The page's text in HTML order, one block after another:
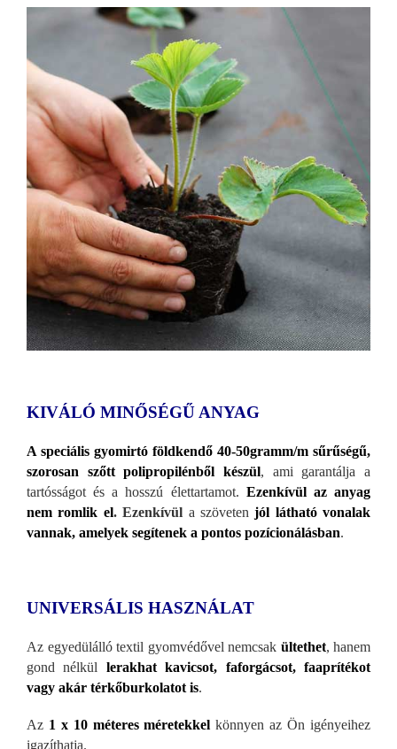
KIVÁLÓ MINŐSÉGŰ ANYAG
A speciális gyomirtó földkendő 40-50gramm/m sűrűségű,
szorosan szőtt polipropilénből készül, ami garantálja a
tartósságot és a hosszú élettartamot. Ezenkívül az anyag
nem romlik el. Ezenkívül a szövetenjól látható vonalak
vannak, amelyek segítenek a pontos pozícionálásban.
UNIVERSÁLIS HASZNÁLAT
Az egyedülálló textil gyomvédővel nemcsak ültethet, hanem
gond nélkül lerakhat kavicsot, faforgácsot, faaprítékot
vagy akár térkőburkolatot is.
Az 1 x 10 méteres méretekkelkönnyen az Ön igényeihez
igazíthatja.